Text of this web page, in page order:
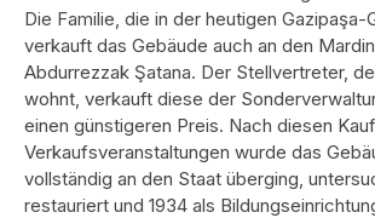
Die Familie, die in der heutigen Gazipaşa-
verkauft das Gebäude auch an den
Abdurrezzak Şatana. Der Stellvertreter,
wohnt, verkauft diese der
einen günstigeren Preis. Nach diesen
Verkaufsveranstaltungen wurde das
vollständig an den Staat überging,
restauriert und 1934 als